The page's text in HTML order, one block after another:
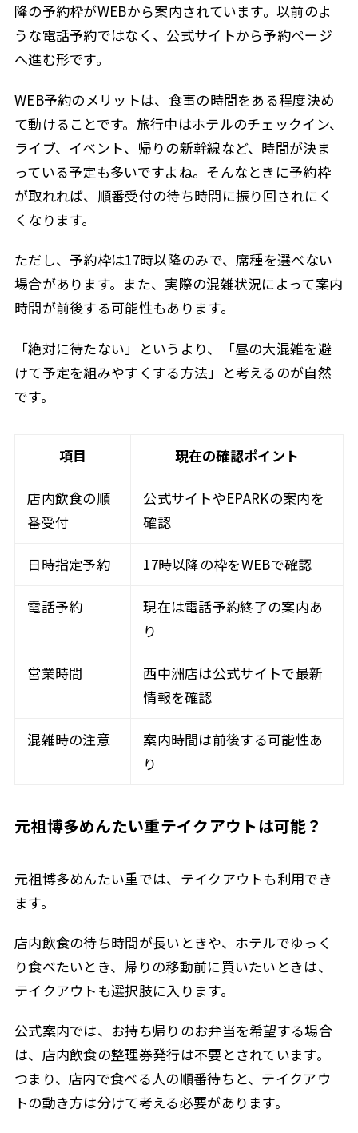
降の予約枠がWEBから案内されています。以前のよ
うな電話予約ではなく、公式サイトから予約ページ
へ進む形です。
WEB予約のメリットは、食事の時間をある程度決め
て動けることです。旅行中はホテルのチェックイン、
ライブ、イベント、帰りの新幹線など、時間が決ま
っている予定も多いですよね。そんなときに予約枠
が取れれば、順番受付の待ち時間に振り回されにく
くなります。
ただし、予約枠は17時以降のみで、席種を選べない
場合があります。また、実際の混雑状況によって案内
時間が前後する可能性もあります。
「絶対に待たない」というより、「昼の大混雑を避
けて予定を組みやすくする方法」と考えるのが自然
です。
項目 現在の確認ポイント
店内飲食の順
番受付
公式サイトやEPARKの案内を
確認
日時指定予約 17時以降の枠をWEBで確認
電話予約
現在は電話予約終了の案内あ
り
営業時間
西中洲店は公式サイトで最新
情報を確認
混雑時の注意
案内時間は前後する可能性あ
り
元祖博多めんたい重テイクアウトは可能？
元祖博多めんたい重では、テイクアウトも利用でき
ます。
店内飲食の待ち時間が長いときや、ホテルでゆっく
り食べたいとき、帰りの移動前に買いたいときは、
テイクアウトも選択肢に入ります。
公式案内では、お持ち帰りのお弁当を希望する場合
は、店内飲食の整理券発行は不要とされています。
つまり、店内で食べる人の順番待ちと、テイクアウ
トの動き方は分けて考える必要があります。